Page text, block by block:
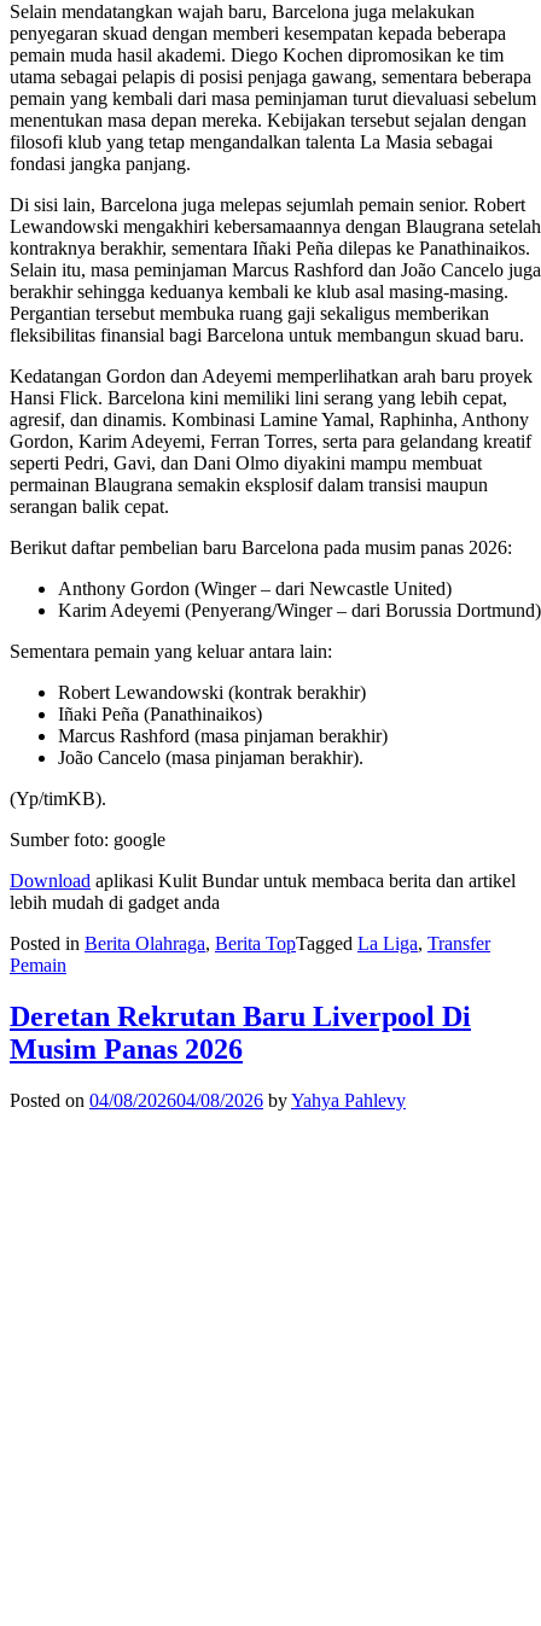
Selain mendatangkan wajah baru, Barcelona juga melakukan
penyegaran skuad dengan memberi kesempatan kepada beberapa
pemain muda hasil akademi. Diego Kochen dipromosikan ke tim
utama sebagai pelapis di posisi penjaga gawang, sementara beberapa
pemain yang kembali dari masa peminjaman turut dievaluasi sebelum
menentukan masa depan mereka. Kebijakan tersebut sejalan dengan
filosofi klub yang tetap mengandalkan talenta La Masia sebagai
fondasi jangka panjang.
Di sisi lain, Barcelona juga melepas sejumlah pemain senior. Robert
Lewandowski mengakhiri kebersamaannya dengan Blaugrana setelah
kontraknya berakhir, sementara Iñaki Peña dilepas ke Panathinaikos.
Selain itu, masa peminjaman Marcus Rashford dan João Cancelo juga
berakhir sehingga keduanya kembali ke klub asal masing-masing.
Pergantian tersebut membuka ruang gaji sekaligus memberikan
fleksibilitas finansial bagi Barcelona untuk membangun skuad baru.
Kedatangan Gordon dan Adeyemi memperlihatkan arah baru proyek
Hansi Flick. Barcelona kini memiliki lini serang yang lebih cepat,
agresif, dan dinamis. Kombinasi Lamine Yamal, Raphinha, Anthony
Gordon, Karim Adeyemi, Ferran Torres, serta para gelandang kreatif
seperti Pedri, Gavi, dan Dani Olmo diyakini mampu membuat
permainan Blaugrana semakin eksplosif dalam transisi maupun
serangan balik cepat.
Berikut daftar pembelian baru Barcelona pada musim panas 2026:
Anthony Gordon (Winger – dari Newcastle United)
Karim Adeyemi (Penyerang/Winger – dari Borussia Dortmund)
Sementara pemain yang keluar antara lain:
Robert Lewandowski (kontrak berakhir)
Iñaki Peña (Panathinaikos)
Marcus Rashford (masa pinjaman berakhir)
João Cancelo (masa pinjaman berakhir).
(Yp/timKB).
Sumber foto: google
Download aplikasi Kulit Bundar untuk membaca berita dan artikel
lebih mudah di gadget anda
Posted in Berita Olahraga, Berita TopTagged La Liga, Transfer
Pemain
Deretan Rekrutan Baru Liverpool Di
Musim Panas 2026
Posted on 04/08/202604/08/2026 byYahya Pahlevy